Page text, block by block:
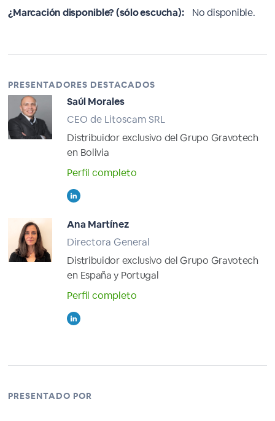
¿Marcación disponible? (sólo escucha):
No disponible.
PRESENTADORES DESTACADOS
Saúl Morales
CEO de Litoscam SRL
Distribuidor exclusivo del Grupo Gravotech
en Bolivia
Perfil completo
Ana Martínez
Directora General
Distribuidor exclusivo del Grupo Gravotech
en España y Portugal
Perfil completo
PRESENTADO POR